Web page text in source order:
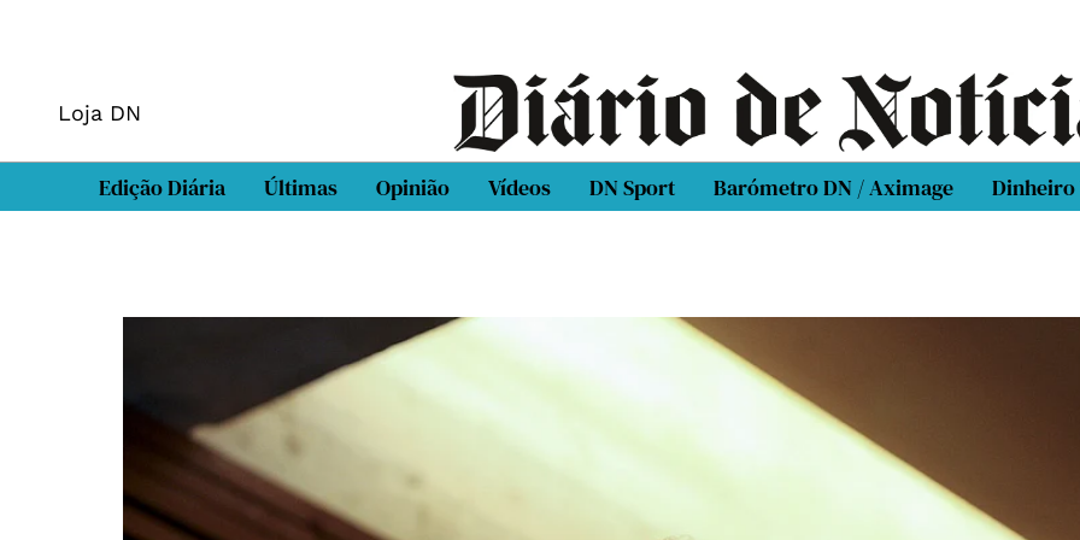
Loja DN
Edição Diária Últimas Opinião Vídeos DN Sport Barómetro DN / Aximage Dinheiro